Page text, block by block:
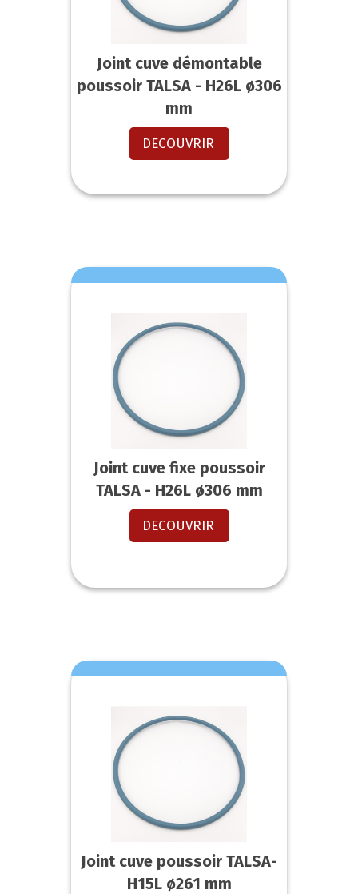
Joint cuve démontable
poussoir TALSA - H26L ø306
mm
DECOUVRIR
Joint cuve fixe poussoir
TALSA - H26L ø306 mm
DECOUVRIR
Joint cuve poussoir TALSA-
H15L ø261 mm